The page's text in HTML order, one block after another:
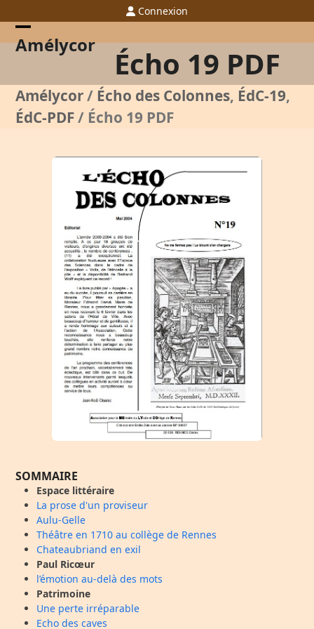
to
content
Connexion
Amélycor
Open
menu
Close
menu
Écho 19 PDF
Amélycor/ Écho des Colonnes, ÉdC-19,
ÉdC-PDF/ Écho 19 PDF
SOMMAIRE
Espace littéraire
La prose d'un proviseur
Aulu-Gelle
Théâtre en 1710 au collège de Rennes
Chateaubriand en exil
Paul Ricœur
l’émotion au-delà des mots
Patrimoine
Une perte irréparable
Echo des caves